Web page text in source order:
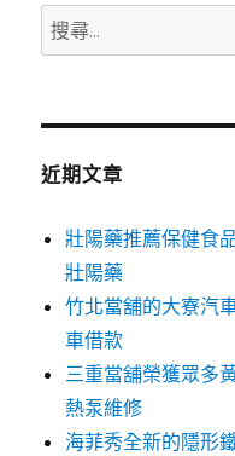
搜
尋
鍵
近期文章
壯陽藥推薦保健食
壯陽藥
竹北當舖的大寮汽
車借款
三重當舖榮獲眾多
熱泵維修
海菲秀全新的隱形